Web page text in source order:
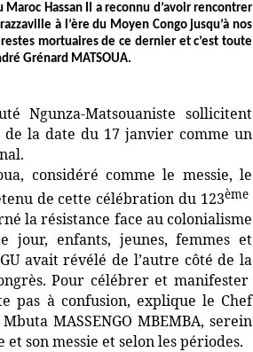
Hassan II a reconnu d’avoir rencontrer
à l’ère du Moyen Congo jusqu’à nos
mortuaires de ce dernier et c’est toute
Grénard MATSOUA.
Ngunza-Matsouaniste sollicitent
de la date du 17 janvier comme un
considéré comme le messie, le
de cette célébration du 123ème
la résistance face au colonialisme
jour, enfants, jeunes, femmes et
avait révélé de l’autre côté de la
Pour célébrer et manifester
à confusion, explique le Chef
MASSENGO MBEMBA, serein
son messie et selon les périodes.